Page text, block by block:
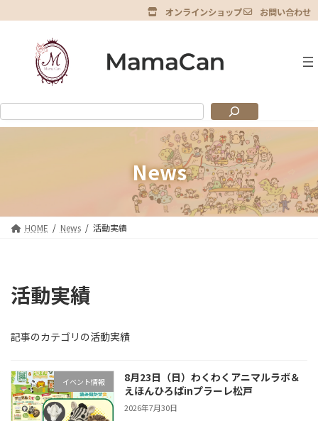
ン
キ
ッ
ビ
に
移
オンラインショップ お問い合わせ
ン
ク
News
HOME News 活動実績
活動実績
記事のカテゴリの活動実績
イベント情報
8月23日（日）わくわくアニマルラボ＆
えほんひろばinプラーレ松戸
2026年7月30日